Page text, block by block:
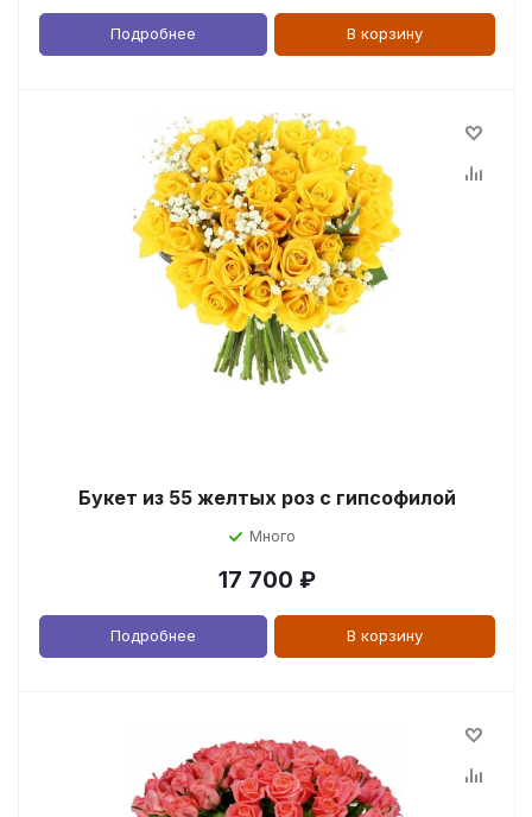
Подробнее В корзину
Букет из 55 желтых роз с гипсофилой
Много
17 700 ₽
Подробнее В корзину